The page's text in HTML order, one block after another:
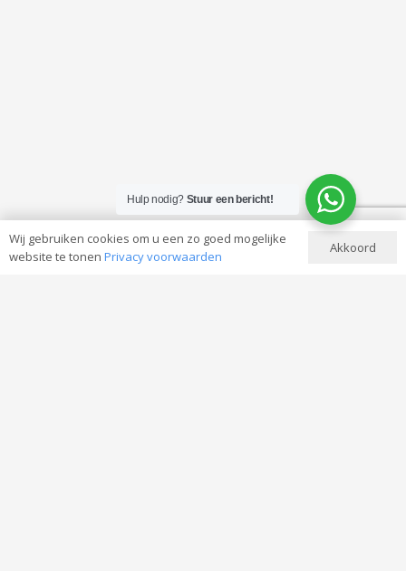
Hulp nodig? Stuur een bericht!
Wij gebruiken cookies om u een zo goed mogelijke
website te tonen Privacy voorwaarden
Akkoord